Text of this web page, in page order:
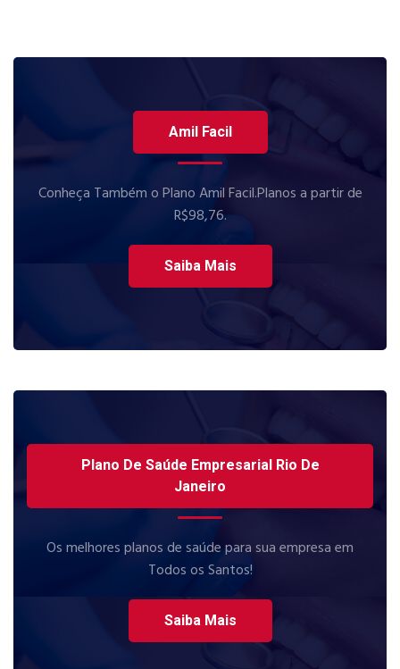
Amil Facil
Conheça Também o Plano Amil Facil.Planos a partir de
R$98,76.
Saiba Mais
Plano De Saúde Empresarial Rio De
Janeiro
Os melhores planos de saúde para sua empresa em
Todos os Santos!
Saiba Mais